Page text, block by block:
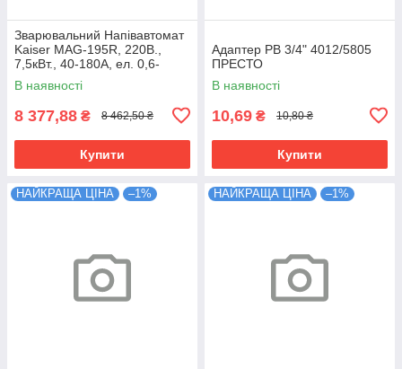
Зварювальний Напівавтомат
Kaiser MAG-195R, 220В.,
7,5кВт., 40-180А, ел. 0,6-
1,0мм.37кг
В наявності
8 377,88 ₴ 8 462,50 ₴
Купити
Адаптер РВ 3/4" 4012/5805
ПРЕСТО
В наявності
10,69 ₴ 10,80 ₴
Купити
НАЙКРАЩА ЦІНА –1% НАЙКРАЩА ЦІНА –1%